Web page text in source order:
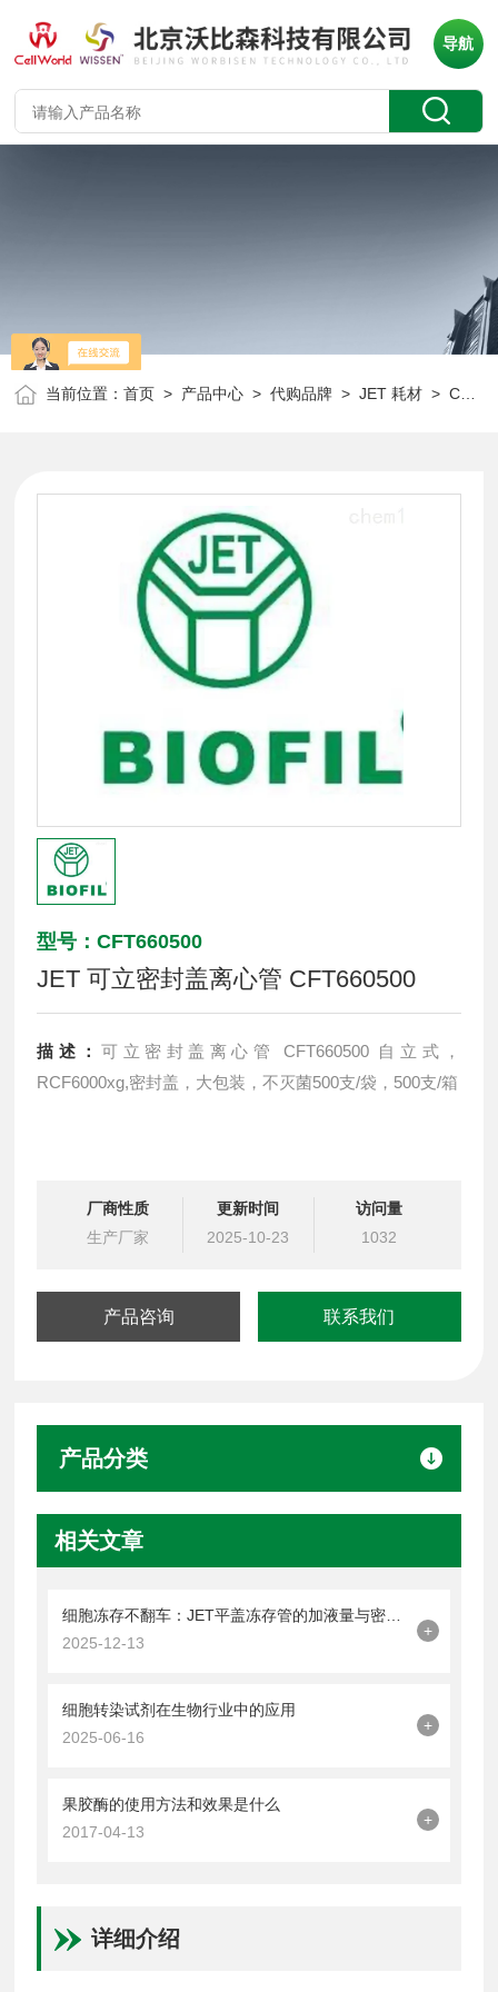
导航
当前位置：首页 > 产品中心 >代购品牌 >JET 耗材 > CFT660500JET 可立密封盖离心管 CFT660500
型号：CFT660500
JET 可立密封盖离心管 CFT660500
描述：可立密封盖离心管 CFT660500 自立式，
RCF6000xg,密封盖，大包装，不灭菌500支/袋，500支/箱
厂商性质
生产厂家
更新时间
2025-10-23
访问量
1032
产品咨询 联系我们
产品分类
相关文章
2025-12-13
+
细胞转染试剂在生物行业中的应用
2025-06-16
+
果胶酶的使用方法和效果是什么
2017-04-13
+
详细介绍